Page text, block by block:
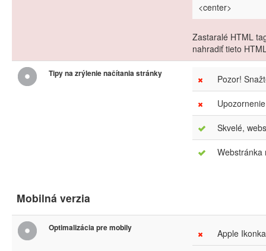
<center>
Zastaralé HTML
nahradiť tieto
Tipy na zrýlenie načítania stránky Pozor!
Skvelé,
Webstránka
Mobilná verzia
Optimalizácia pre mobily Apple Ikonka